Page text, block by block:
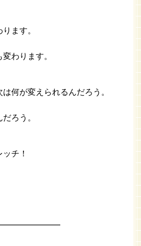
ます。
わります。
何が変えられるんだろう。
ろう。
チ！